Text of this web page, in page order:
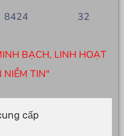
8424 32
BẠCH, LINH HOẠT
NIỀM TIN"
cấp